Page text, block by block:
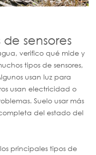
sensores
verifico qué mide y
tipos de sensores,
usan luz para
usan electricidad o
Suelo usar más
del estado del
principales tipos de